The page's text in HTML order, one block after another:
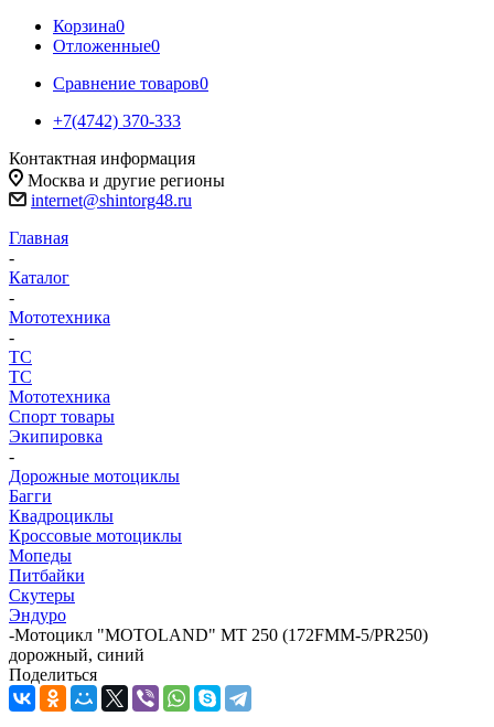
Корзина0
Отложенные0
Сравнение товаров0
+7(4742) 370-333
Контактная информация
Москва и другие регионы
internet@shintorg48.ru
Главная
-
Каталог
-
Мототехника
-
ТС
ТС
Мототехника
Спорт товары
Экипировка
-
Дорожные мотоциклы
Багги
Квадроциклы
Кроссовые мотоциклы
Мопеды
Питбайки
Скутеры
Эндуро
-Мотоцикл "MOTOLAND" MT 250 (172FMM-5/PR250)
дорожный, синий
Поделиться